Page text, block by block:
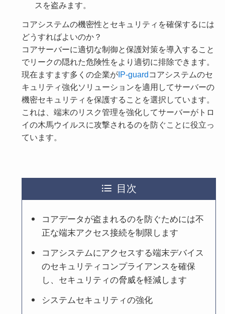
スを盗みます。
コアシステムの機密性とセキュリティを確保するには
どうすればよいのか？
コアサーバーに適切な制御と保護対策を導入すること
でリークの隠れた危険性をより適切に排除できます。
現在ますます多くの企業が IP-guard コアシステムのセ
キュリティ強化ソリューションを適用してサーバーの
機密セキュリティを保護することを選択しています。
これは、端末のリスク管理を強化してサーバーがトロ
イの木馬ウイルスに攻撃されるのを防ぐことに役立っ
ています。
目次
コアデータが盗まれるのを防ぐためには不
正な端末アクセス接続を制限します
コアシステムにアクセスする端末デバイス
のセキュリティコンプライアンスを確保
し、セキュリティの脅威を軽減します
システムセキュリティの強化